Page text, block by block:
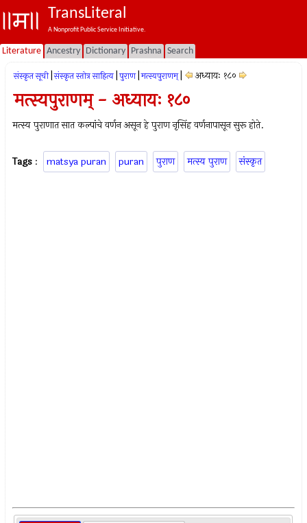
TransLiteral
A Nonprofit Public Service Initiative.
Literature Ancestry Dictionary Prashna Search
संस्कृत सूची संस्कृत स्तोत्र साहित्य पुराण मत्स्यपुराणम्‌ अध्यायः १८०
मत्स्यपुराणम् - अध्यायः १८०
मत्स्य पुराणात सात कल्पांचे वर्णन असून हे पुराण नृसिंह वर्णनापासून सुरू होते.
Tags : matsya puran puran पुराण मत्स्य पुराण संस्कृत